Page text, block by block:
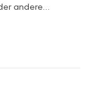
andere
lederen
camera,
u benieuwd?